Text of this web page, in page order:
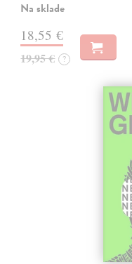
Na sklade
18,55 €
19,95 € ?